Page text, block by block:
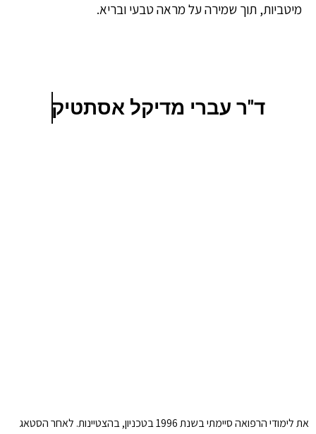
מיטביות, תוך שמירה על מראה טבעי ובריא.
ד"ר עברי מדיקל אסתטיק
את לימודי הרפואה סיימתי בשנת 1996 בטכניון, בהצטיינות. לאחר הסטאג